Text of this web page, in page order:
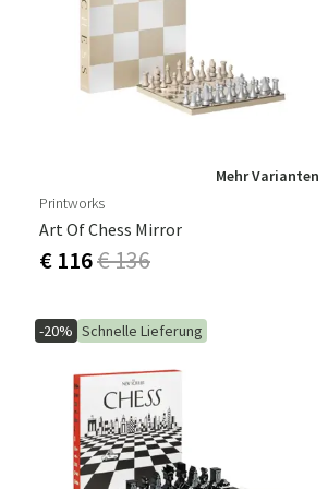
Mehr Varianten
Printworks
Art Of Chess Mirror
€ 116€ 136
-20% Schnelle Lieferung